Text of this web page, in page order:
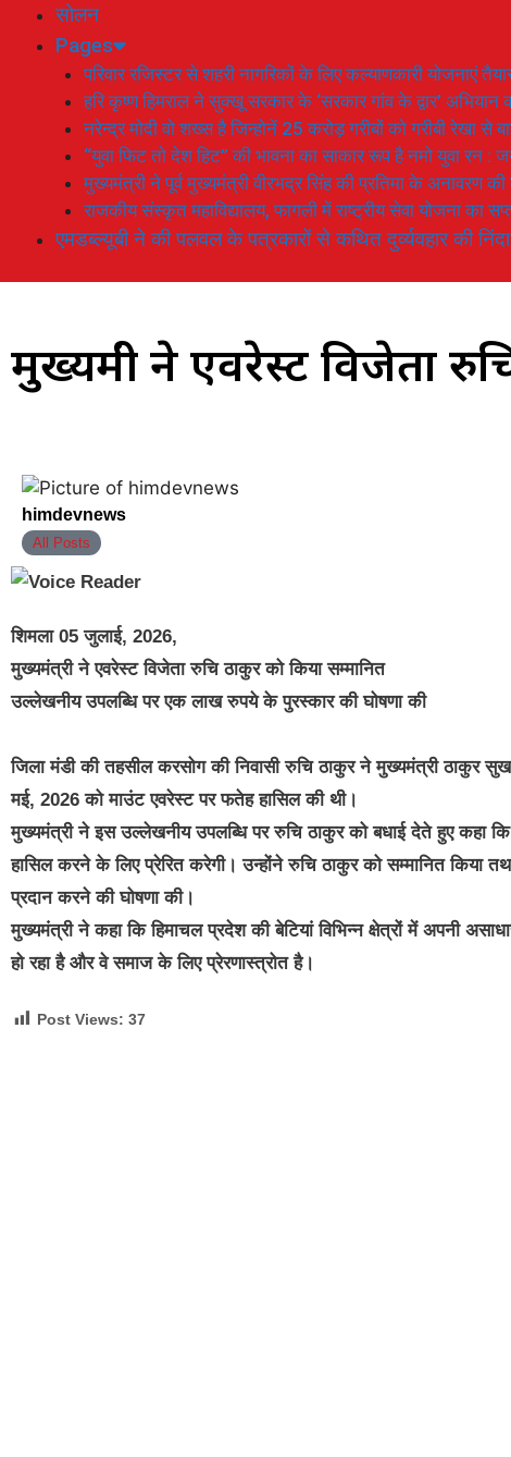
सोलन
Pages
परिवार रजिस्टर से शहरी नागरिकों के लिए कल्याणकारी योजनाएं
हरि कृष्ण हिमराल ने सुक्खू सरकार के ‘सरकार गांव के द्वार’ अभियान
नरेन्द्र मोदी वो शख्स है जिन्होनें 25 करोड़ गरीबों को गरीबी रेखा से
“युवा फिट तो देश हिट” की भावना का साकार रूप है नमो युवा रन :
मुख्यमंत्री ने पूर्व मुख्यमंत्री वीरभद्र सिंह की प्रतिमा के अनावरण की
राजकीय संस्कृत महाविद्यालय, फागली में राष्ट्रीय सेवा योजना का
एमडब्ल्यूबी ने की पलवल के पत्रकारों से कथित दुर्व्यवहार की निंदा
मुख्यमंत्री ने एवरेस्ट विजेता
himdevnews
All Posts
शिमला 05 जुलाई, 2026,
मुख्यमंत्री ने एवरेस्ट विजेता रुचि ठाकुर को किया सम्मानित
उल्लेखनीय उपलब्धि पर एक लाख रुपये के पुरस्कार की घोषणा की
जिला मंडी की तहसील करसोग की निवासी रुचि ठाकुर ने मुख्यमंत्री
मई, 2026 को माउंट एवरेस्ट पर फतेह हासिल की थी।
मुख्यमंत्री ने इस उल्लेखनीय उपलब्धि पर रुचि ठाकुर को बधाई देते हुए कहा
हासिल करने के लिए प्रेरित करेगी। उन्होंने रुचि ठाकुर को सम्मानित किया
प्रदान करने की घोषणा की।
मुख्यमंत्री ने कहा कि हिमाचल प्रदेश की बेटियां विभिन्न क्षेत्रों में अपनी
हो रहा है और वे समाज के लिए प्रेरणास्त्रोत है।
Post Views: 37